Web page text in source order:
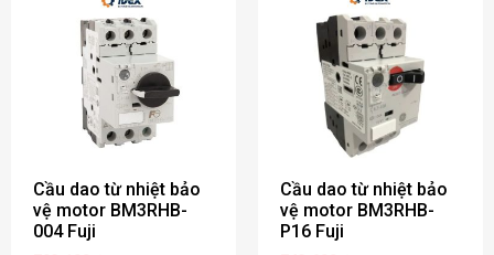
Cầu dao từ nhiệt bảo
vệ motor BM3RHB-
004 Fuji
Cầu dao từ nhiệt bảo
vệ motor BM3RHB-
P16 Fuji